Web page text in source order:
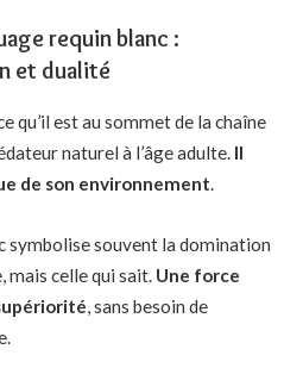
requin blanc :
et dualité
qu’il est au sommet de la chaîne
naturel à l’âge adulte. Il
de son environnement
symbolise souvent la domination
mais celle qui sait. Une force
, sans besoin de